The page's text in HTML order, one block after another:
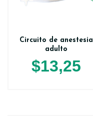
Circuito de anestesia
adulto
$13,25